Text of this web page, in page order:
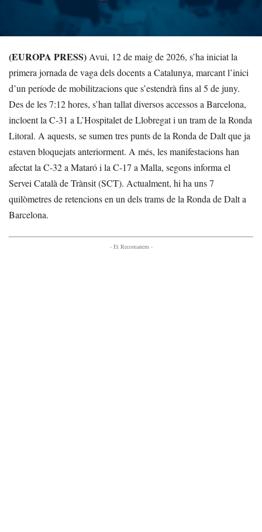
(EUROPA PRESS) Avui, 12 de maig de 2026, s’ha iniciat la
primera jornada de vaga dels docents a Catalunya, marcant l’inici
d’un període de mobilitzacions que s’estendrà fins al 5 de juny.
Des de les 7:12 hores, s’han tallat diversos accessos a Barcelona,
incloent la C-31 a L’Hospitalet de Llobregat i un tram de la Ronda
Litoral. A aquests, se sumen tres punts de la Ronda de Dalt que ja
estaven bloquejats anteriorment. A més, les manifestacions han
afectat la C-32 a Mataró i la C-17 a Malla, segons informa el
Servei Català de Trànsit (SCT). Actualment, hi ha uns 7
quilòmetres de retencions en un dels trams de la Ronda de Dalt a
Barcelona.
- Et Recomanem -